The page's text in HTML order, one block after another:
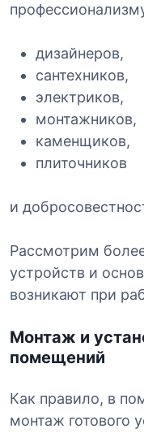
дизайнеров,
сантехников,
электриков,
монтажников,
каменщиков,
плиточников
и
Рассмотрим
устройств и
возникают при
Монтаж и
помещений
Как правило, в
монтаж готового